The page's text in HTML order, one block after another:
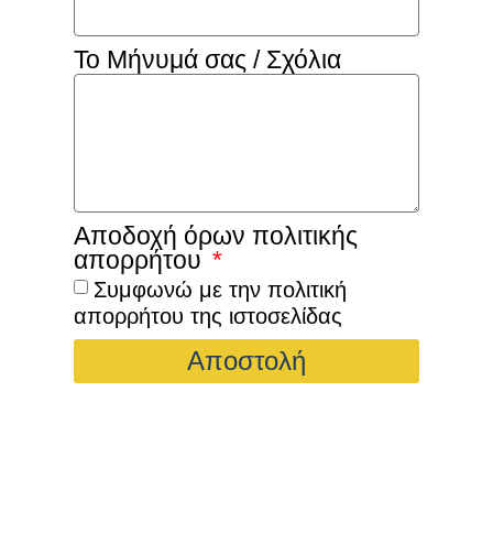
Το Μήνυμά σας / Σχόλια
Αποδοχή όρων πολιτικής
απορρήτου
Συμφωνώ με την πολιτική
απορρήτου της ιστοσελίδας
Αποστολή